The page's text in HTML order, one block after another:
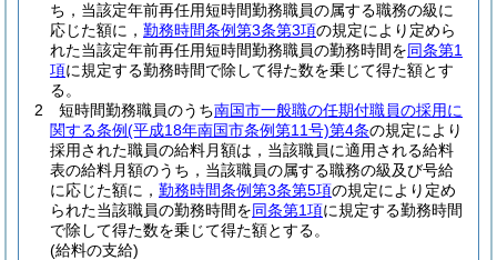
ち，当該定年前再任用短時間勤務職員の属する職務の級に
応じた額に， 勤務時間条例第3条第3項の規定により定めら
れた当該定年前再任用短時間勤務職員の勤務時間を同条第1
項に規定する勤務時間で除して得た数を乗じて得た額とす
る。
2
短時間勤務職員のうち南国市一般職の任期付職員の採用に
関する条例(平成18年南国市条例第11号)第4条の規定により
採用された職員の給料月額は，当該職員に適用される給料
表の給料月額のうち，当該職員の属する職務の級及び号給
に応じた額に， 勤務時間条例第3条第5項の規定により定め
られた当該職員の勤務時間を同条第1項に規定する勤務時間
で除して得た数を乗じて得た額とする。
(給料の支給)